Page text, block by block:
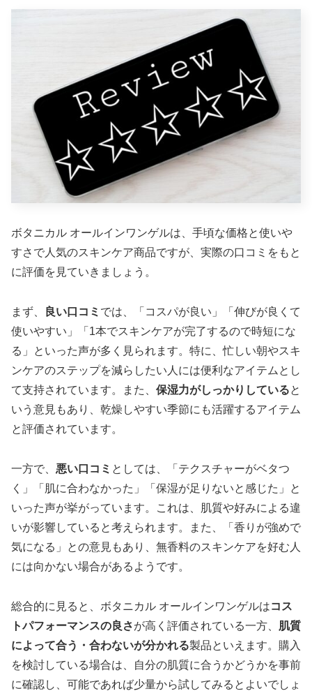
ボタニカル オールインワンゲルは、手頃な価格と使いや
すさで人気のスキンケア商品ですが、実際の口コミをもと
に評価を見ていきましょう。
まず、 良い口コミ では、「コスパが良い」「伸びが良くて
使いやすい」「1本でスキンケアが完了するので時短にな
る」といった声が多く見られます。特に、忙しい朝やスキ
ンケアのステップを減らしたい人には便利なアイテムとし
て支持されています。また、 保湿力がしっかりしていると
いう意見もあり、乾燥しやすい季節にも活躍するアイテム
と評価されています。
一方で、 悪い口コミ としては、「テクスチャーがベタつ
く」「肌に合わなかった」「保湿が足りないと感じた」と
いった声が挙がっています。これは、肌質や好みによる違
いが影響していると考えられます。また、「香りが強めで
気になる」との意見もあり、無香料のスキンケアを好む人
には向かない場合があるようです。
総合的に見ると、ボタニカル オールインワンゲルはコス
トパフォーマンスの良さが高く評価されている一方、 肌質
によって合う・合わないが分かれる製品といえます。購入
を検討している場合は、自分の肌質に合うかどうかを事前
に確認し、可能であれば少量から試してみるとよいでしょ